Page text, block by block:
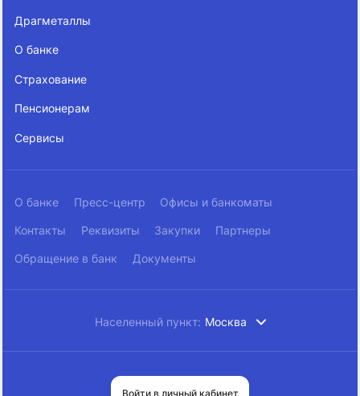
Драгметаллы
О банке
Страхование
Пенсионерам
Сервисы
О банке Пресс-центр Офисы и банкоматы
Контакты Реквизиты Закупки Партнеры
Обращение в банк Документы
Населенный пункт: Москва
Войти в личный кабинет